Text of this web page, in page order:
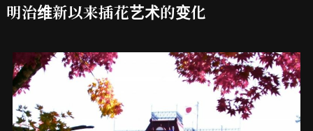
明治维新以来插花艺术的变化